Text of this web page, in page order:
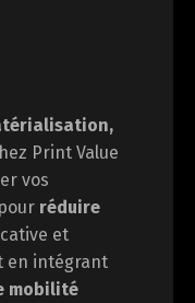
Print Value
vos
réduire
et
en intégrant
mobilité